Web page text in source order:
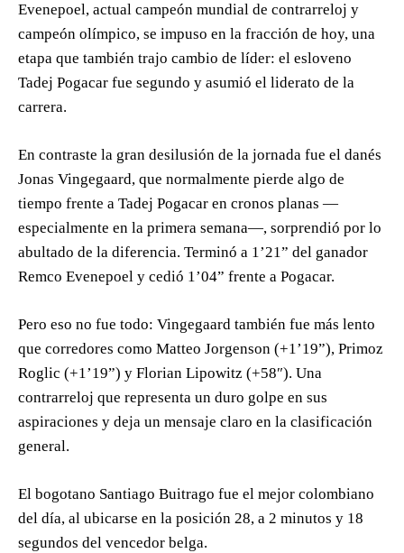
Evenepoel, actual campeón mundial de contrarreloj y
campeón olímpico, se impuso en la fracción de hoy, una
etapa que también trajo cambio de líder: el esloveno
Tadej Pogacar fue segundo y asumió el liderato de la
carrera.
En contraste la gran desilusión de la jornada fue el danés
Jonas Vingegaard, que normalmente pierde algo de
tiempo frente a Tadej Pogacar en cronos planas —
especialmente en la primera semana—, sorprendió por lo
abultado de la diferencia. Terminó a 1’21” del ganador
Remco Evenepoel y cedió 1’04” frente a Pogacar.
Pero eso no fue todo: Vingegaard también fue más lento
que corredores como Matteo Jorgenson (+1’19”), Primoz
Roglic (+1’19”) y Florian Lipowitz (+58″). Una
contrarreloj que representa un duro golpe en sus
aspiraciones y deja un mensaje claro en la clasificación
general.
El bogotano Santiago Buitrago fue el mejor colombiano
del día, al ubicarse en la posición 28, a 2 minutos y 18
segundos del vencedor belga.